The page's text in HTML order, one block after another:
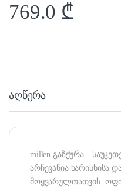
769.0 ₾
აღწერა
millen
არჩევანია ხარისხისა
მოყვარულთათვის.